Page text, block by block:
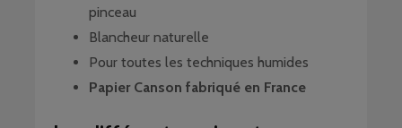
pinceau
Blancheur naturelle
Pour toutes les techniques humides
Papier Canson fabriqué en France